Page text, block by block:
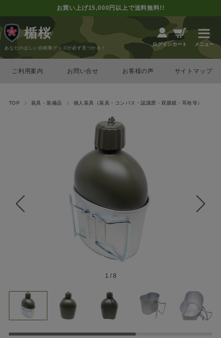
お買い上げ15,000円以上で送料無料!!
楯桜
あなたのほしい自衛隊グッズが必ず見つかる！
ログインカート
ご利用案内 お問い合せ お客様の声 サイトマップ
TOP 装具・装備品 個人装具（装具・コンパス・認識票・双眼鏡・耳栓等）
1 / 8